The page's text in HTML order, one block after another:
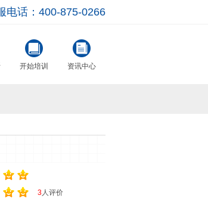
电话：400-875-0266
开始培训 资讯中心
3人评价